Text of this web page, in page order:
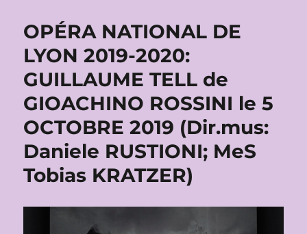
OPÉRA NATIONAL DE
LYON 2019-2020:
GUILLAUME TELL de
GIOACHINO ROSSINI le 5
OCTOBRE 2019 (Dir.mus:
Daniele RUSTIONI; MeS
Tobias KRATZER)